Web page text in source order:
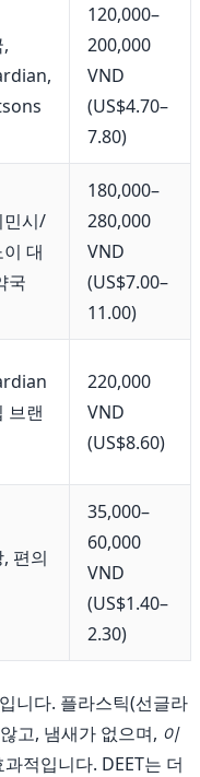
120,000–
200,000
VND
(US$4.70–
7.80)
민시/
대
국
180,000–
280,000
VND
(US$7.00–
11.00)
브랜
220,000
VND
(US$8.60)
편의
35,000–
60,000
VND
(US$1.40–
2.30)
니다. 플라스틱(선글라
고, 냄새가 없으며, 이
적입니다. DEET는 더